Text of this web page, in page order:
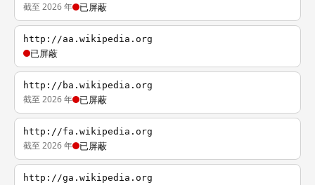
截至 2026 年 已屏蔽
http://aa.wikipedia.org
已屏蔽
http://ba.wikipedia.org
截至 2026 年 已屏蔽
http://fa.wikipedia.org
截至 2026 年 已屏蔽
http://ga.wikipedia.org